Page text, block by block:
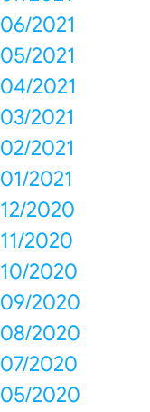
06/2021
05/2021
04/2021
03/2021
02/2021
01/2021
12/2020
11/2020
10/2020
09/2020
08/2020
07/2020
05/2020